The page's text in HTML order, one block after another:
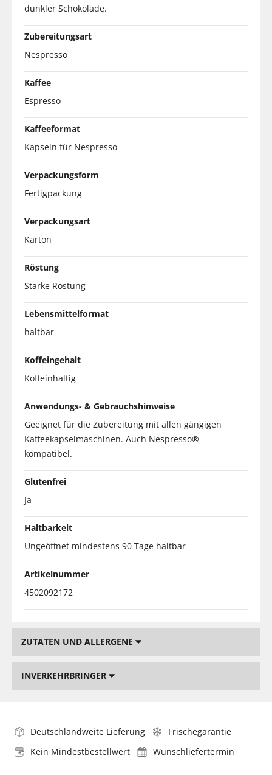
dunkler Schokolade.
Zubereitungsart
Nespresso
Kaffee
Espresso
Kaffeeformat
Kapseln für Nespresso
Verpackungsform
Fertigpackung
Verpackungsart
Karton
Röstung
Starke Röstung
Lebensmittelformat
haltbar
Koffeingehalt
Koffeinhaltig
Anwendungs- & Gebrauchshinweise
Geeignet für die Zubereitung mit allen gängigen
Kaffeekapselmaschinen. Auch Nespresso®-
kompatibel.
Glutenfrei
Ja
Haltbarkeit
Ungeöffnet mindestens 90 Tage haltbar
Artikelnummer
4502092172
ZUTATEN UND ALLERGENE
INVERKEHRBRINGER
Deutschlandweite Lieferung
Frischegarantie
Kein Mindestbestellwert
Wunschliefertermin